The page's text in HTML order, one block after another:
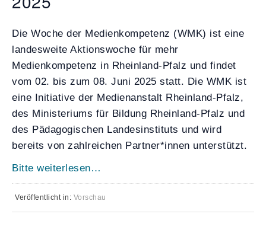
Die Woche der Medienkompetenz (WMK) ist eine
landesweite Aktionswoche für mehr
Medienkompetenz in Rheinland-Pfalz und findet
vom 02. bis zum 08. Juni 2025 statt. Die WMK ist
eine Initiative der Medienanstalt Rheinland-Pfalz,
des Ministeriums für Bildung Rheinland-Pfalz und
des Pädagogischen Landesinstituts und wird
bereits von zahlreichen Partner*innen unterstützt.
Bitte weiterlesen…
Veröffentlicht in: Vorschau